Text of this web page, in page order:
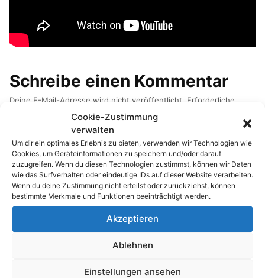
Schreibe einen Kommentar
Deine E-Mail-Adresse wird nicht veröffentlicht.
Erforderliche
markiert
Cookie-Zustimmung
verwalten
Um dir ein optimales Erlebnis zu bieten, verwenden wir Technologien wie
Cookies, um Geräteinformationen zu speichern und/oder darauf
zuzugreifen. Wenn du diesen Technologien zustimmst, können wir Daten
wie das Surfverhalten oder eindeutige IDs auf dieser Website verarbeiten.
Wenn du deine Zustimmung nicht erteilst oder zurückziehst, können
bestimmte Merkmale und Funktionen beeinträchtigt werden.
Akzeptieren
Ablehnen
Einstellungen ansehen